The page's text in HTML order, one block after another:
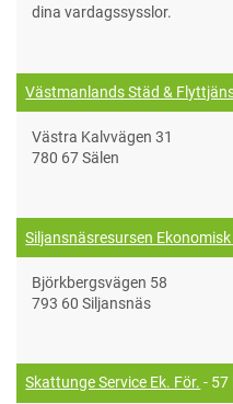
dina vardagssysslor.
Västmanlands Städ &
Västra Kalvvägen 31
780 67 Sälen
Siljansnäsresursen
Björkbergsvägen 58
793 60 Siljansnäs
Skattunge Service Ek. För. - 57